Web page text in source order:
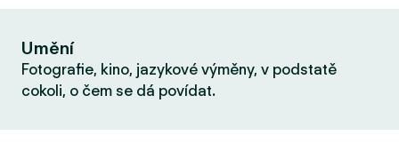
Umění
Fotografie, kino, jazykové výměny, v podstatě
cokoli, o čem se dá povídat.